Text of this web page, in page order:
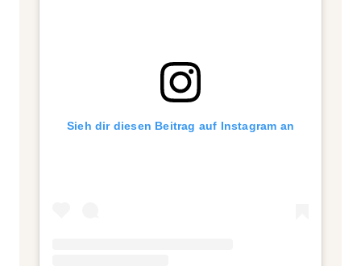
Sieh dir diesen Beitrag auf Instagram an